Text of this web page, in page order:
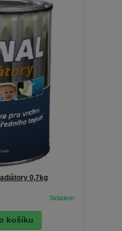
0,7kg
košíku